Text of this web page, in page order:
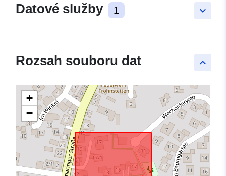
keyboard_arrow_down
Datové služby 1
keyboard_arrow_up
Rozsah souboru dat
+
−